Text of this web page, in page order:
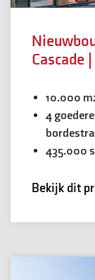
Cascade
10.000
4
435.000
Bekijk dit